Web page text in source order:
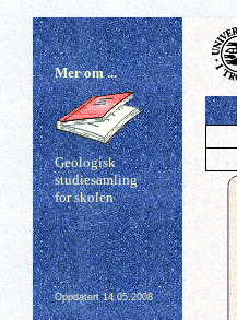
Mer om ...
Geologisk
studiesamling
for skolen
Oppdatert14.05.2008